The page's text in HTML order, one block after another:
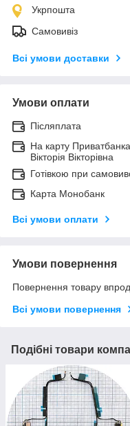
Укрпошта
Самовивіз
Всі умови доставки
Умови оплати
Післяплата
На карту
Вікторія Вікторівна
Готівкою при
Карта Монобанк
Всі умови оплати
Умови повернення
Повернення товару
Всі умови повернення
Подібні товари